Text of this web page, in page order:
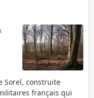
Sorel, construite
français qui